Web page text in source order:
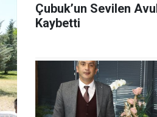
Çubuk’un Sevilen
Kaybetti